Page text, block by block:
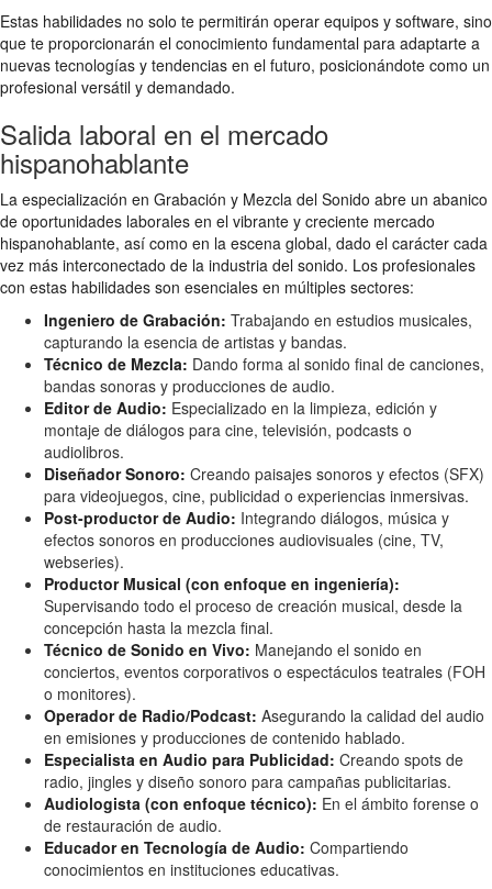
Estas habilidades no solo te permitirán operar equipos y software, sino
que te proporcionarán el conocimiento fundamental para adaptarte a
nuevas tecnologías y tendencias en el futuro, posicionándote como un
profesional versátil y demandado.
Salida laboral en el mercado
hispanohablante
La especialización en Grabación y Mezcla del Sonido abre un abanico
de oportunidades laborales en el vibrante y creciente mercado
hispanohablante, así como en la escena global, dado el carácter cada
vez más interconectado de la industria del sonido. Los profesionales
con estas habilidades son esenciales en múltiples sectores:
Ingeniero de Grabación: Trabajando en estudios musicales,
capturando la esencia de artistas y bandas.
Técnico de Mezcla: Dando forma al sonido final de canciones,
bandas sonoras y producciones de audio.
Editor de Audio: Especializado en la limpieza, edición y
montaje de diálogos para cine, televisión, podcasts o
audiolibros.
Diseñador Sonoro: Creando paisajes sonoros y efectos (SFX)
para videojuegos, cine, publicidad o experiencias inmersivas.
Post-productor de Audio: Integrando diálogos, música y
efectos sonoros en producciones audiovisuales (cine, TV,
webseries).
Productor Musical (con enfoque en ingeniería):
Supervisando todo el proceso de creación musical, desde la
concepción hasta la mezcla final.
Técnico de Sonido en Vivo: Manejando el sonido en
conciertos, eventos corporativos o espectáculos teatrales (FOH
o monitores).
Operador de Radio/Podcast: Asegurando la calidad del audio
en emisiones y producciones de contenido hablado.
Especialista en Audio para Publicidad: Creando spots de
radio, jingles y diseño sonoro para campañas publicitarias.
Audiologista (con enfoque técnico): En el ámbito forense o
de restauración de audio.
Educador en Tecnología de Audio: Compartiendo
conocimientos en instituciones educativas.